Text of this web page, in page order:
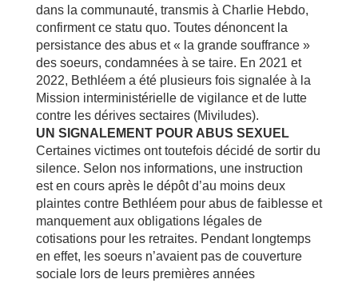
dans la communauté, transmis à Charlie Hebdo,
confirment ce statu quo. Toutes dénoncent la
persistance des abus et « la grande souffrance »
des soeurs, condamnées à se taire. En 2021 et
2022, Bethléem a été plusieurs fois signalée à la
Mission interministérielle de vigilance et de lutte
contre les dérives sectaires (Miviludes).
UN SIGNALEMENT POUR ABUS SEXUEL
Certaines victimes ont toutefois décidé de sortir du
silence. Selon nos informations, une instruction
est en cours après le dépôt d’au moins deux
plaintes contre Bethléem pour abus de faiblesse et
manquement aux obligations légales de
cotisations pour les retraites. Pendant longtemps
en effet, les soeurs n’avaient pas de couverture
sociale lors de leurs premières années